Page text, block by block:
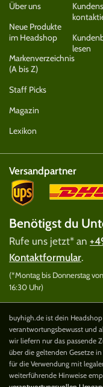
Über uns
Neue Produkte
im Headshop
Markenverzeichnis
(A bis Z)
Staff Picks
Magazin
Lexikon
lesen
Versandpartner
Benötigst du
Rufe uns jetzt* an
Kontaktformular.
(*Montag bis Donnerstag
16:30 Uhr)
buyhigh.de ist dein
verantwortungsbewusst und
wir liefern nur das passende
über die geltenden Gesetze
für die Verwendung mit
weiterführende Hinweise